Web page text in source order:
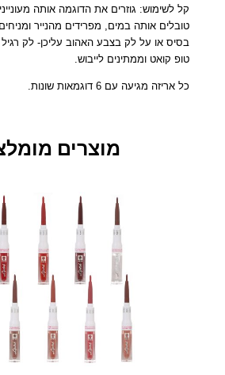
מ
י
ם
ו
ר
י
ם
קל לשימוש: גוזרים את הדוגמה אותה
טובלים אותה במים, מפרידים מהנייר
בסיס או על לק בצבע האהוב עליכן- לק
טופ קואט וממתינים לייבוש.
כל אריזה מגיעה עם 6 דוגמאות שונות.
מוצרים